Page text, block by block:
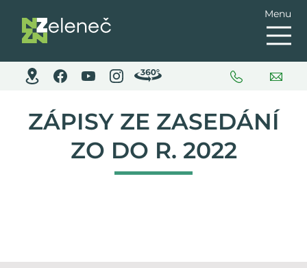
Menu
ZÁPISY ZE ZASEDÁNÍ
ZO DO R. 2022